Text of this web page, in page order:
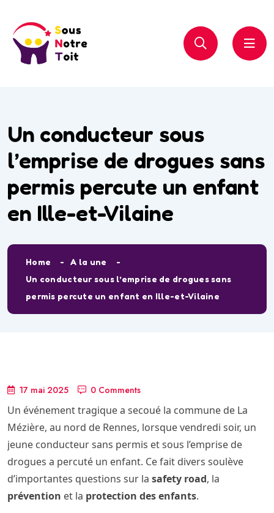
Un conducteur sous
l’emprise de drogues sans
permis percute un enfant
en Ille-et-Vilaine
Home
A la une
Un conducteur sous l’emprise de drogues sans
permis percute un enfant en Ille-et-Vilaine
17 mai 2025 0 Comments
Un événement tragique a secoué la commune de La
Mézière, au nord de Rennes, lorsque vendredi soir, un
jeune conducteur sans permis et sous l’emprise de
drogues a percuté un enfant. Ce fait divers soulève
d’importantes questions sur la safety road, la
prévention et la protection des enfants.